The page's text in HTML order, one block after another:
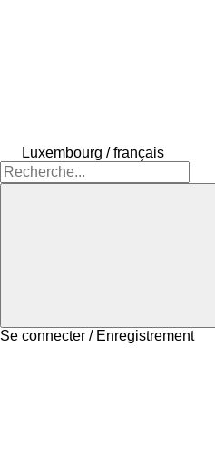
Luxembourg / français
Se connecter / Enregistrement